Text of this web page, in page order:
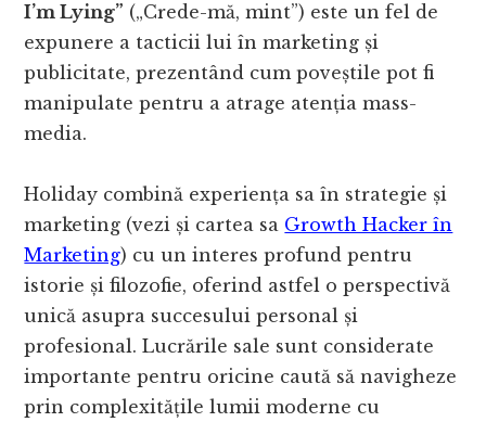
I’m Lying” („Crede-mă, mint”) este un fel de
expunere a tacticii lui în marketing și
publicitate, prezentând cum poveștile pot fi
manipulate pentru a atrage atenția mass-
media.
Holiday combină experiența sa în strategie și
marketing (vezi și cartea sa Growth Hacker în
Marketing) cu un interes profund pentru
istorie și filozofie, oferind astfel o perspectivă
unică asupra succesului personal și
profesional. Lucrările sale sunt considerate
importante pentru oricine caută să navigheze
prin complexitățile lumii moderne cu